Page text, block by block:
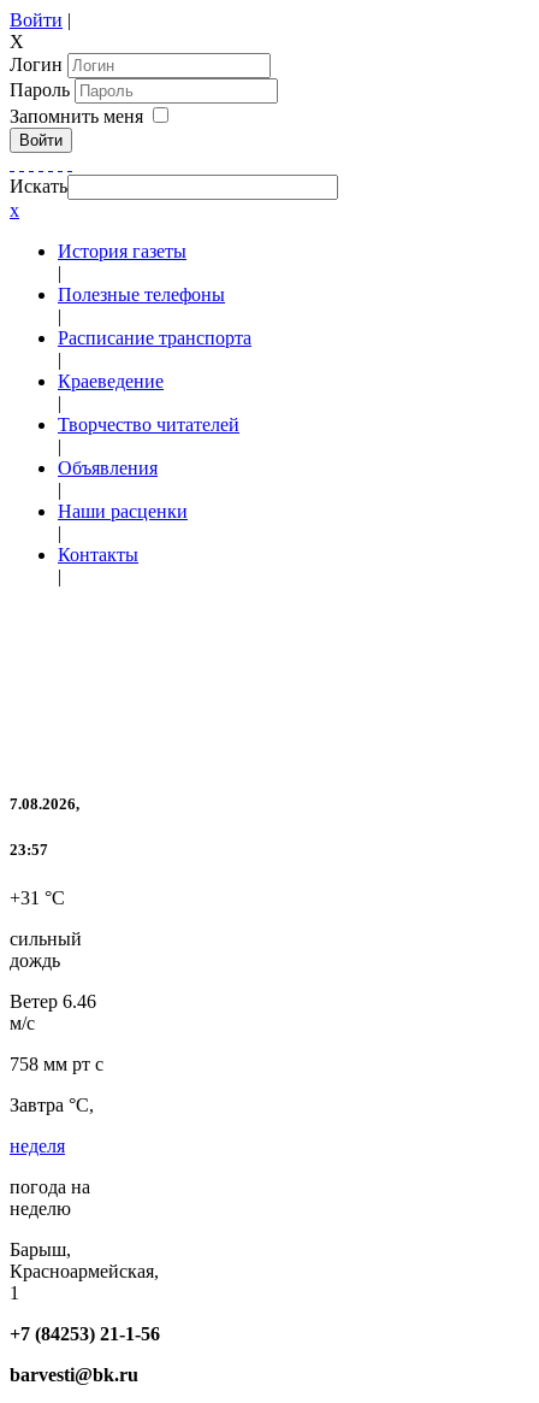
Войти |
X
Логин
Пароль
Запомнить меня
Войти
Искать
x
История газеты
|
Полезные телефоны
|
Расписание транспорта
|
Краеведение
|
Творчество читателей
|
Объявления
|
Наши расценки
|
Контакты
|
7.08.2026,
23:57
+31 °C
сильный
дождь
Ветер 6.46
м/с
758 мм рт с
Завтра °C,
неделя
погода на
неделю
Барыш,
Красноармейская,
1
+7 (84253) 21-1-56
barvesti@bk.ru